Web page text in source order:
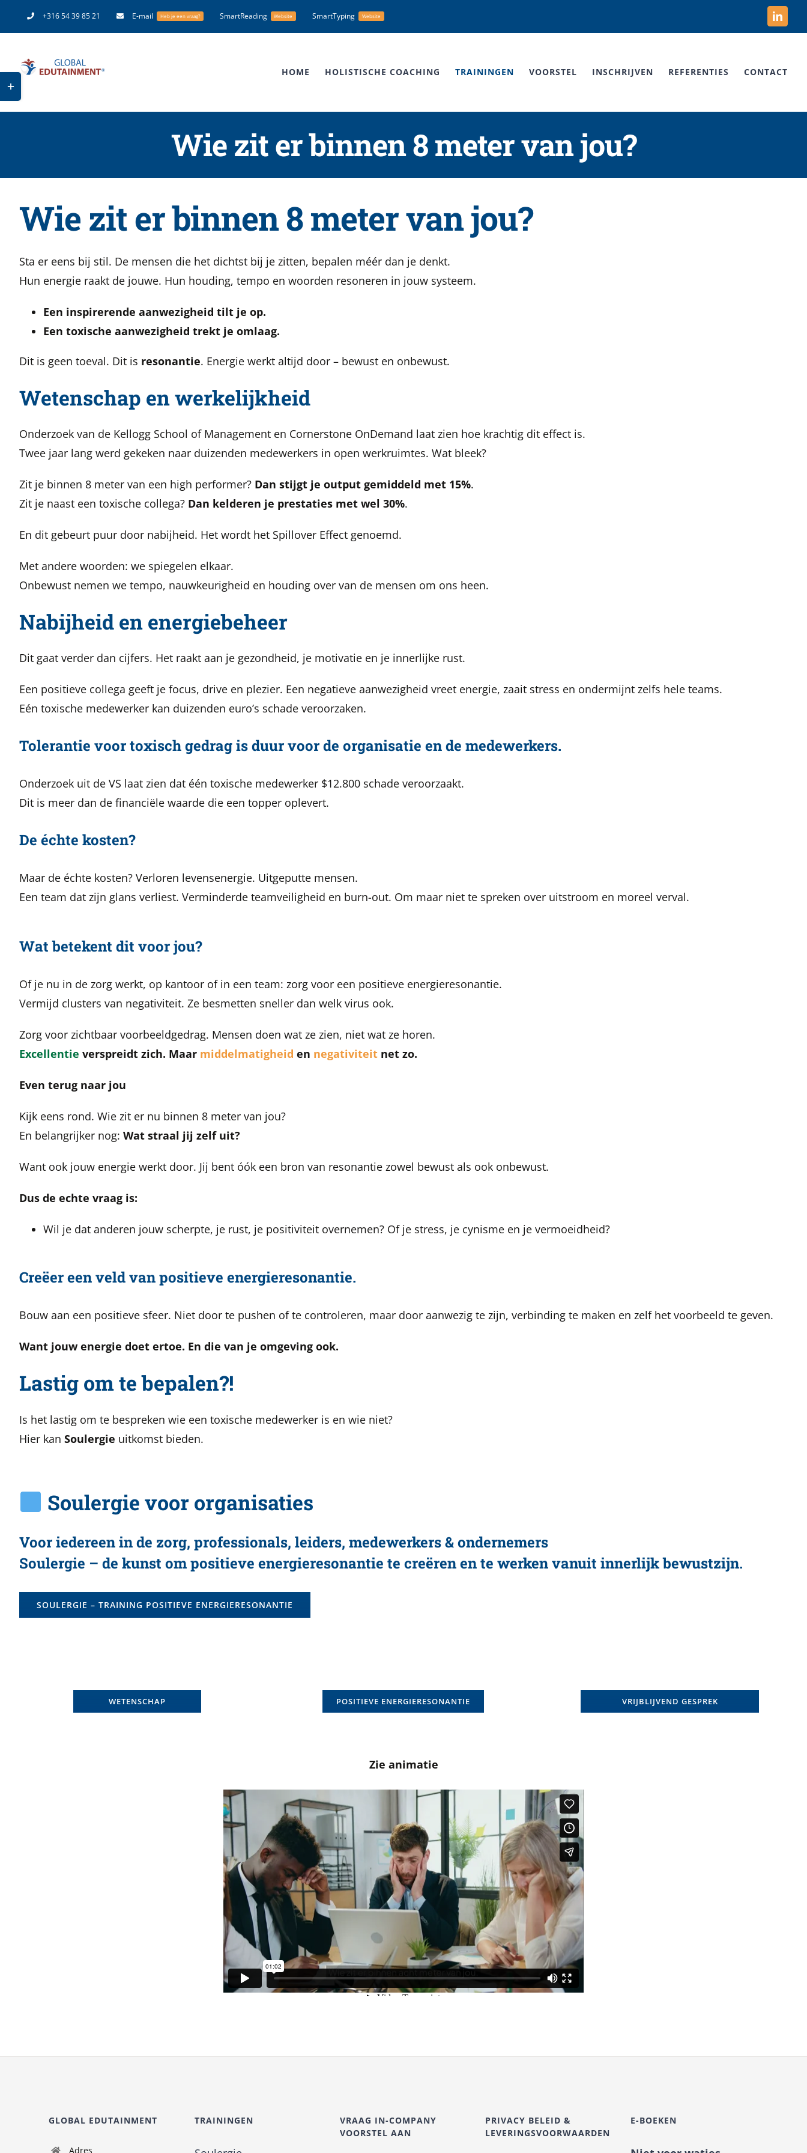
+316 54 39 85 21 E-mail Heb je een vraag? SmartReading Website SmartTyping Website
HOME HOLISTISCHE COACHING TRAININGEN VOORSTEL INSCHRIJVEN REFERENTIES CONTACT
Wie zit er binnen 8 meter van jou?
Wie zit er binnen 8 meter van jou?
Sta er eens bij stil. De mensen die het dichtst bij je zitten, bepalen méér dan je denkt.
Hun energie raakt de jouwe. Hun houding, tempo en woorden resoneren in jouw systeem.
Een inspirerende aanwezigheid tilt je op.
Een toxische aanwezigheid trekt je omlaag.
Dit is geen toeval. Dit is resonantie. Energie werkt altijd door – bewust en onbewust.
Wetenschap en werkelijkheid
Onderzoek van de Kellogg School of Management en Cornerstone OnDemand laat zien hoe krachtig dit effect is.
Twee jaar lang werd gekeken naar duizenden medewerkers in open werkruimtes. Wat bleek?
Zit je binnen 8 meter van een high performer? Dan stijgt je output gemiddeld met 15%.
Zit je naast een toxische collega? Dan kelderen je prestaties met wel 30%.
En dit gebeurt puur door nabijheid. Het wordt het Spillover Effect genoemd.
Met andere woorden: we spiegelen elkaar.
Onbewust nemen we tempo, nauwkeurigheid en houding over van de mensen om ons heen.
Nabijheid en energiebeheer
Dit gaat verder dan cijfers. Het raakt aan je gezondheid, je motivatie en je innerlijke rust.
Een positieve collega geeft je focus, drive en plezier. Een negatieve aanwezigheid vreet energie, zaait stress en ondermijnt zelfs hele teams.
Eén toxische medewerker kan duizenden euro’s schade veroorzaken.
Tolerantie voor toxisch gedrag is duur voor de organisatie en de medewerkers.
Onderzoek uit de VS laat zien dat één toxische medewerker $12.800 schade veroorzaakt.
Dit is meer dan de financiële waarde die een topper oplevert.
De échte kosten?
Maar de échte kosten? Verloren levensenergie. Uitgeputte mensen.
Een team dat zijn glans verliest. Verminderde teamveiligheid en burn-out. Om maar niet te spreken over uitstroom en moreel verval.
Wat betekent dit voor jou?
Of je nu in de zorg werkt, op kantoor of in een team: zorg voor een positieve energieresonantie.
Vermijd clusters van negativiteit. Ze besmetten sneller dan welk virus ook.
Zorg voor zichtbaar voorbeeldgedrag. Mensen doen wat ze zien, niet wat ze horen.
Excellentie verspreidt zich. Maar middelmatigheid en negativiteit net zo.
Even terug naar jou
Kijk eens rond. Wie zit er nu binnen 8 meter van jou?
En belangrijker nog: Wat straal jij zelf uit?
Want ook jouw energie werkt door. Jij bent óók een bron van resonantie zowel bewust als ook onbewust.
Dus de echte vraag is:
Wil je dat anderen jouw scherpte, je rust, je positiviteit overnemen? Of je stress, je cynisme en je vermoeidheid?
Creëer een veld van positieve energieresonantie.
Bouw aan een positieve sfeer. Niet door te pushen of te controleren, maar door aanwezig te zijn, verbinding te maken en zelf het voorbeeld te geven.
Want jouw energie doet ertoe. En die van je omgeving ook.
Lastig om te bepalen?!
Is het lastig om te bespreken wie een toxische medewerker is en wie niet?
Hier kan Soulergie uitkomst bieden.
Soulergie voor organisaties
Voor iedereen in de zorg, professionals, leiders, medewerkers & ondernemers
Soulergie – de kunst om positieve energieresonantie te creëren en te werken vanuit innerlijk bewustzijn.
SOULERGIE – TRAINING POSITIEVE ENERGIERESONANTIE
WETENSCHAP POSITIEVE ENERGIERESONANTIE VRIJBLIJVEND GESPREK
Zie animatie
GLOBAL EDUTAINMENT
Adres
TRAININGEN
VRAAG IN-COMPANY
VOORSTEL AAN
PRIVACY BELEID &
LEVERINGSVOORWAARDEN
E-BOEKEN
Toggle
Sliding